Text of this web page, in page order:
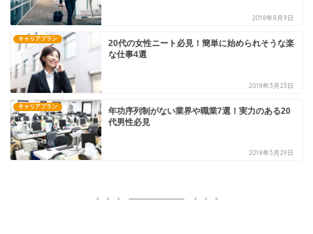
2018年8月9日
キャリアプラン
20代の女性ニート必見！簡単に始められそうな楽
な仕事4選
2018年3月23日
キャリアプラン
年功序列制がない業界や職業7選！実力のある20
代男性必見
2018年3月29日